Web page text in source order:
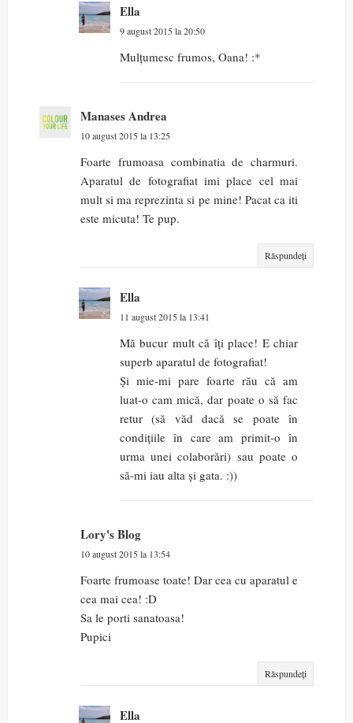
Ella
9 august 2015 la 20:50
Mulțumesc frumos, Oana! :*
Manases Andrea
10 august 2015 la 13:25
Foarte frumoasa combinatia de charmuri.
Aparatul de fotografiat imi place cel mai
mult si ma reprezinta si pe mine! Pacat ca iti
este micuta! Te pup.
Răspundeți
Ella
11 august 2015 la 13:41
Mă bucur mult că îți place! E chiar
superb aparatul de fotografiat!
Și mie-mi pare foarte rău că am
luat-o cam mică, dar poate o să fac
retur (să văd dacă se poate în
condițiile în care am primit-o în
urma unei colaborări) sau poate o
să-mi iau alta și gata. :))
Lory's Blog
10 august 2015 la 13:54
Foarte frumoase toate! Dar cea cu aparatul e
cea mai cea! :D
Sa le porti sanatoasa!
Pupici
Răspundeți
Ella